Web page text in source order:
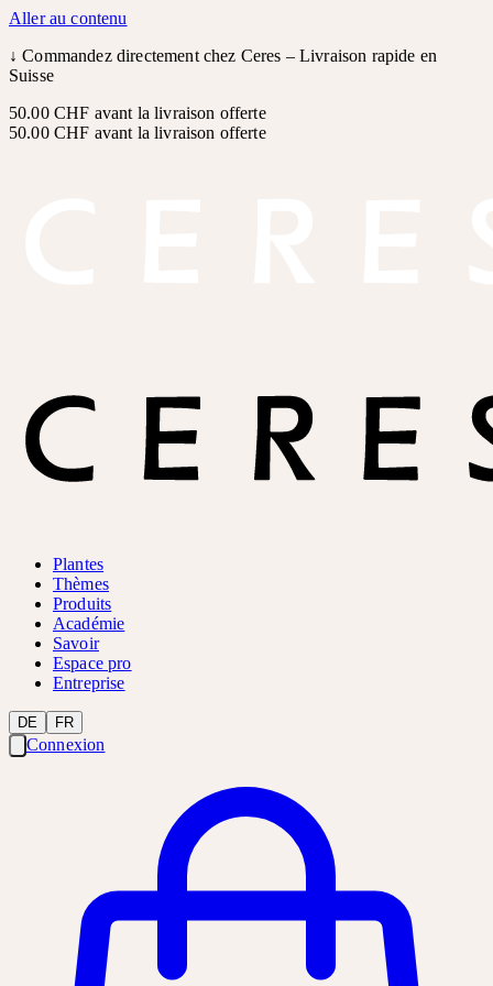
Aller au contenu
↓Commandez directement chez Ceres – Livraison rapide en
Suisse
50.00 CHF avant la livraison offerte
50.00 CHF avant la livraison offerte
Plantes
Thèmes
Produits
Académie
Savoir
Espace pro
Entreprise
DE FR
Connexion